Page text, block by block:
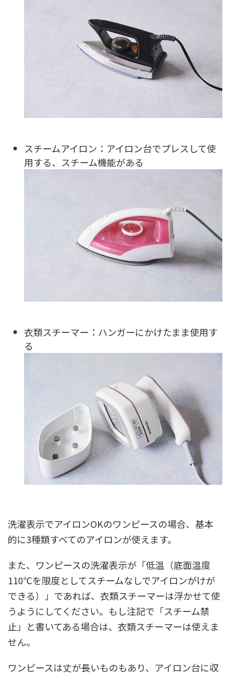
スチームアイロン：アイロン台でプレスして使
用する、スチーム機能がある
衣類スチーマー：ハンガーにかけたまま使用す
る
洗濯表示でアイロンOKのワンピースの場合、基本
的に3種類すべてのアイロンが使えます。
また、ワンピースの洗濯表示が「低温（底面温度
110℃を限度としてスチームなしでアイロンがけが
できる）」であれば、衣類スチーマーは浮かせて使
うようにしてください。もし注記で「スチーム禁
止」と書いてある場合は、衣類スチーマーは使えま
せん。
ワンピースは丈が長いものもあり、アイロン台に収